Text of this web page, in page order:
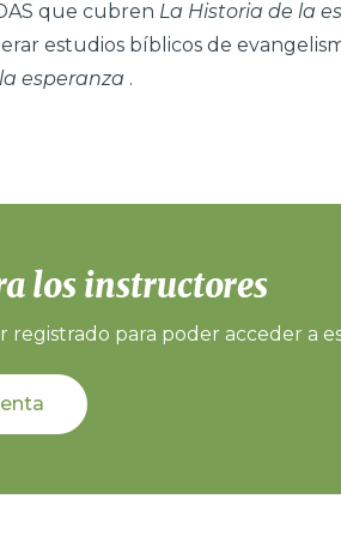
que cubren La Historia de la
estudios bíblicos de
esperanza .
los instructores
registrado para poder acceder a